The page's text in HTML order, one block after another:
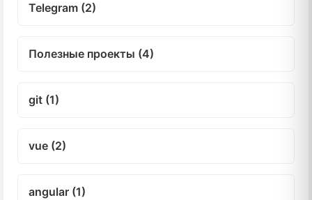
Telegram (2)
Полезные проекты (4)
git (1)
vue (2)
angular (1)